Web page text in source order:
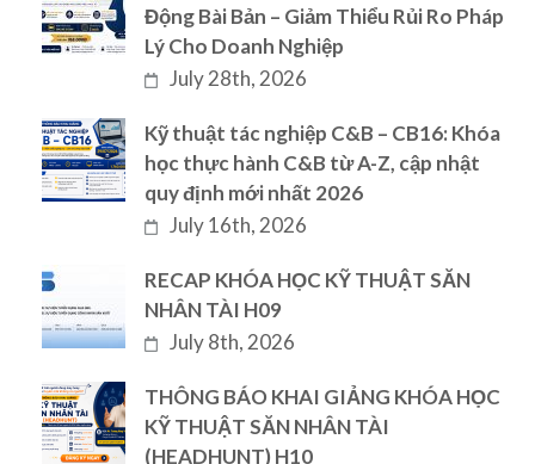
Động Bài Bản – Giảm Thiểu Rủi Ro Pháp
Lý Cho Doanh Nghiệp
July 28th, 2026
Kỹ thuật tác nghiệp C&B – CB16: Khóa
học thực hành C&B từ A-Z, cập nhật
quy định mới nhất 2026
July 16th, 2026
RECAP KHÓA HỌC KỸ THUẬT SĂN
NHÂN TÀI H09
July 8th, 2026
THÔNG BÁO KHAI GIẢNG KHÓA HỌC
KỸ THUẬT SĂN NHÂN TÀI
(HEADHUNT) H10